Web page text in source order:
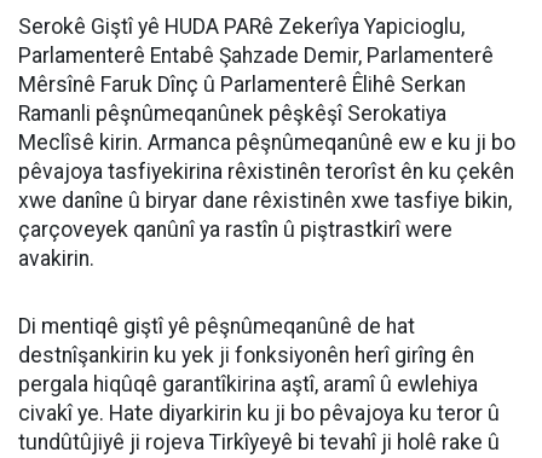
Serokê Giştî yê HUDA PARê Zekerîya Yapicioglu,
Parlamenterê Entabê Şahzade Demir, Parlamenterê
Mêrsînê Faruk Dînç û Parlamenterê Êlihê Serkan
Ramanli pêşnûmeqanûnek pêşkêşî Serokatiya
Meclîsê kirin. Armanca pêşnûmeqanûnê ew e ku ji bo
pêvajoya tasfiyekirina rêxistinên terorîst ên ku çekên
xwe danîne û biryar dane rêxistinên xwe tasfiye bikin,
çarçoveyek qanûnî ya rastîn û piştrastkirî were
avakirin.
Di mentiqê giştî yê pêşnûmeqanûnê de hat
destnîşankirin ku yek ji fonksiyonên herî girîng ên
pergala hiqûqê garantîkirina aştî, aramî û ewlehiya
civakî ye. Hate diyarkirin ku ji bo pêvajoya ku teror û
tundûtûjiyê ji rojeva Tirkîyeyê bi tevahî ji holê rake û